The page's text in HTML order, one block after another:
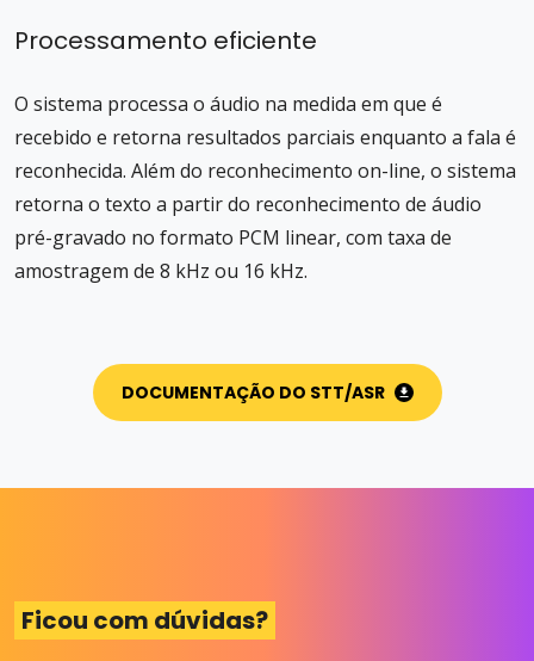
Processamento eficiente
O sistema processa o áudio na medida em que é
recebido e retorna resultados parciais enquanto a fala é
reconhecida. Além do reconhecimento on-line, o sistema
retorna o texto a partir do reconhecimento de áudio
pré-gravado no formato PCM linear, com taxa de
amostragem de 8 kHz ou 16 kHz.
DOCUMENTAÇÃO DO STT/ASR
Ficou com dúvidas?